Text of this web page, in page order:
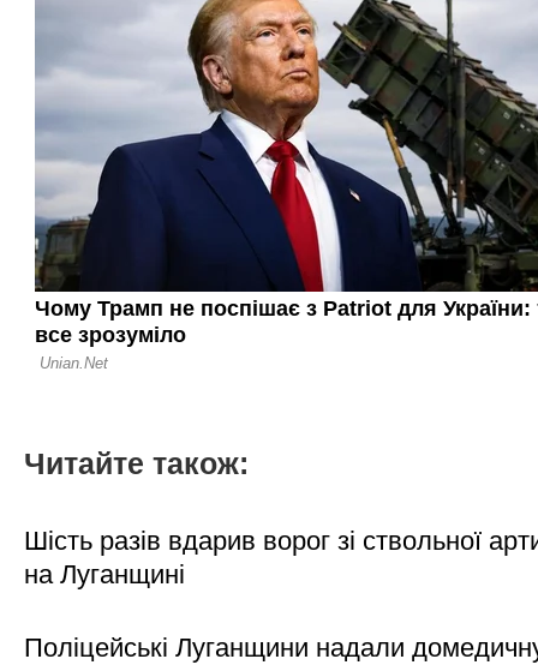
Читайте також:
Шість разів вдарив ворог зі ствольної
на Луганщині
Поліцейські Луганщини надали